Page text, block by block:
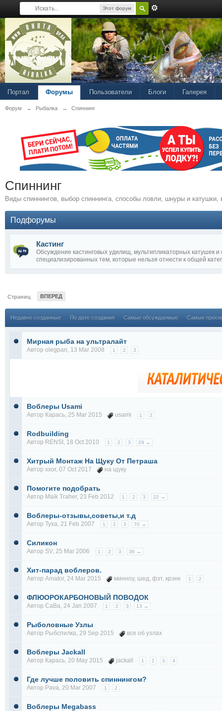
Этот форум
Портал Форумы Пользователи Блоги Галерея
Форум → Рыбалка → Спиннинг
Спиннинг
Виды спиннингов, выбор спиннинга, способы ловли, шнуры и
Подфорумы
Кастинг
Обсуждение кастинговых удилищ, мультипликаторных катушек и
специализированных тем, которые нельзя отнести к общей
Страниц ВПЕРЕД
Недавно созданные По дате создания Самые обсуждаемые Самые
Мирная рыба на ультралайт
Автор olegpan, 13 Mar 2008 1 2 3
Воблеры Usami
Автор Карась, 25 Mar 2015 usami 1 2
Rodbuilding
Автор RENSI , 18 Oct 2010 1 2 3 29 →
Хитрый Монтаж На Щуку От Петраша
Автор xxor, 07 Oct 2017 на щуку
Помогите подобрать
Автор Maik Traher, 23 Feb 2012 1 2 3 22 →
Воблеры-отзывы,советы,и т.д
Автор Tyxa, 21 Feb 2007 1 2 3 70 →
Силикон
Автор SV, 25 Mar 2006 1 2 3 36 →
Хит-парад воблеров.
Автор Amator, 24 Mar 2015 минноу, шед, фэт, крэнк 1 2
ФЛЮОРОКАРБОНОВЫЙ ПОВОДОК
Автор СаВа, 24 Jan 2007 1 2 3 13 →
Рыболовные Узлы
Автор Рыбспилка, 29 Sep 2015 все об узлах
Воблеры Jackall
Автор Карась, 20 May 2015 jackall 1 2 3 4
Где лучше половить спиннингом?
Автор Pava, 20 Mar 2007 1 2
Воблеры Megabass